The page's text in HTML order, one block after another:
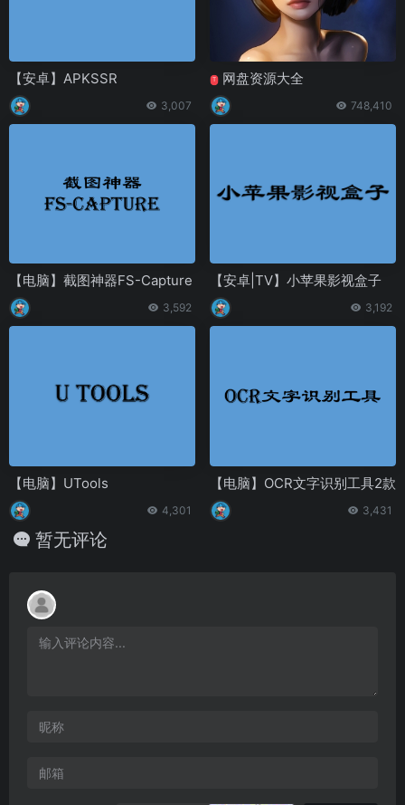
【安卓】APKSSR
3,007
T 网盘资源大全
748,410
【电脑】截图神器FS-Capture
3,592
【安卓|TV】小苹果影视盒子
3,192
【电脑】UTools
4,301
【电脑】OCR文字识别工具2款
3,431
暂无评论